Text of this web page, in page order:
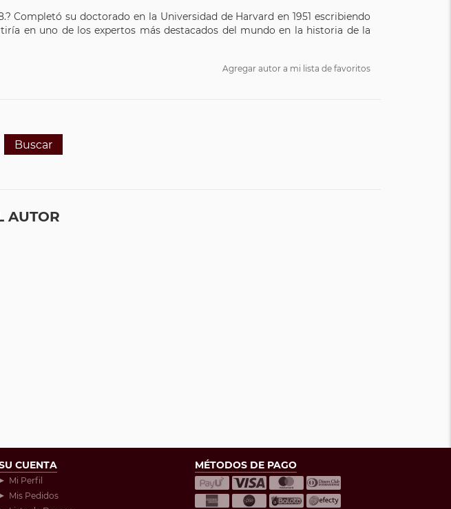
su doctorado en la Universidad de Harvard en 1951 escribiendo
en uno de los expertos más destacados del mundo en la historia de la
Agregar autor a mi lista de favoritos
Buscar
AUTOR
CUENTA
Mi Perfil
Mis Pedidos
MÉTODOS DE PAGO